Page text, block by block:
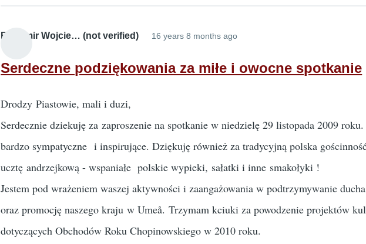
Radomir Wojcie… (not verified) 16 years 8 months ago
Serdeczne podziękowania za miłe i owocne spotkanie
Drodzy Piastowie, mali i duzi,
Serdecznie dziekuję za zaproszenie na spotkanie w niedzielę 29 listopada 2009 roku.
bardzo sympatyczne i inspirujące. Dziękuję również za tradycyjną polska
ucztę andrzejkową - wspaniałe polskie wypieki, sałatki i inne smakołyki !
Jestem pod wrażeniem waszej aktywności i zaangażowania w podtrzymywanie
oraz promocję naszego kraju w Umeå. Trzymam kciuki za powodzenie projektów
dotyczących Obchodów Roku Chopinowskiego w 2010 roku.